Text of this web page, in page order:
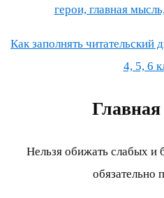
герои, главная
Как заполнять читательский
4, 5, 6
Нельзя обижать слабых и
обязательно